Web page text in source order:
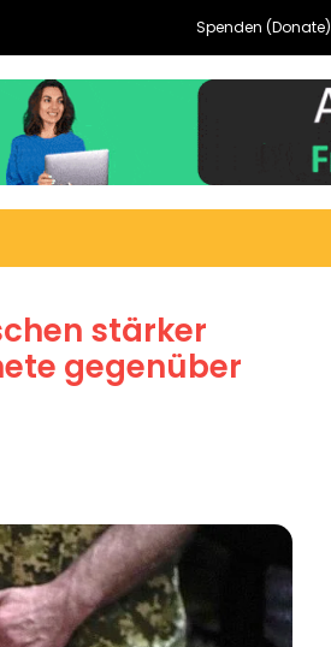
Spenden (Donate)
stärker
gegenüber